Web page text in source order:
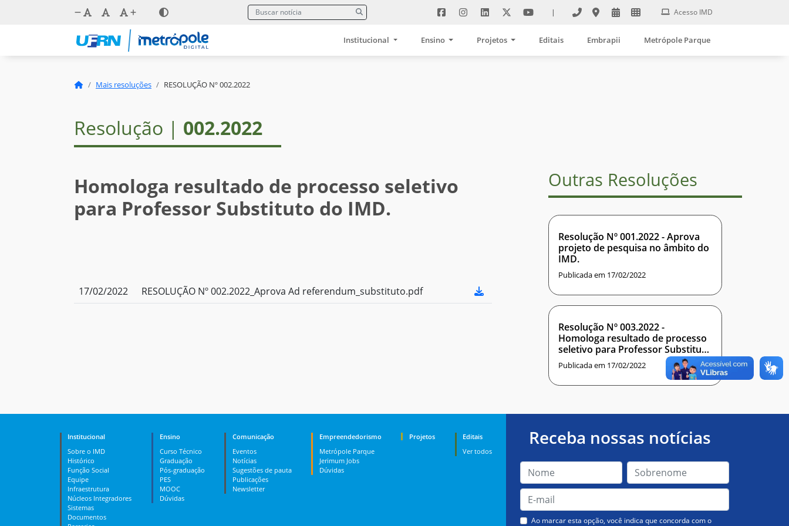
| Acesso IMD
Institucional Ensino Projetos Editais Embrapii Metrópole Parque
Mais resoluções RESOLUÇÃO Nº 002.2022
Resolução | 002.2022
Homologa resultado de processo seletivo
para Professor Substituto do IMD.
17/02/2022 RESOLUÇÃO Nº 002.2022_Aprova Ad referendum_substituto.pdf
Outras Resoluções
Resolução Nº 001.2022 - Aprova
projeto de pesquisa no âmbito do
IMD.
Publicada em 17/02/2022
Resolução Nº 003.2022 -
Homologa resultado de processo
seletivo para Professor Substituto
do IMD.
Publicada em 17/02/2022
Institucional
Sobre o IMD
Histórico
Função Social
Equipe
Infraestrutura
Núcleos Integradores
Sistemas
Documentos
Ensino
Curso Técnico
Graduação
Pós-graduação
PES
MOOC
Dúvidas
Comunicação
Eventos
Notícias
Sugestões de pauta
Publicações
Newsletter
Empreendedorismo
Metrópole Parque
Jerimum Jobs
Dúvidas
Projetos
Editais
Ver todos
Receba nossas notícias
Ao marcar esta opção, você indica que concorda com o